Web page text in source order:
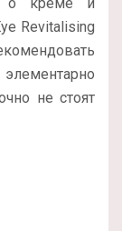
Revitalising
не стоят